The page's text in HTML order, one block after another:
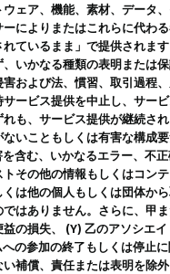
ェア、機能、素材、データ
によりまたはこれらに代わ
ているまま」で提供されま
いかなる種類の表明または
および法、慣習、取引過程
ービス提供を中止し、サー
も、サービス提供が継続さ
いこともしくは有害な構成
含む、いかなるエラー、不
その他の情報もしくはコン
は他の個人もしくは団体か
はありません。さらに、甲
の損失、 (Y) 乙のアソシエ
の参加の終了もしくは停止
補償、責任または表明を除